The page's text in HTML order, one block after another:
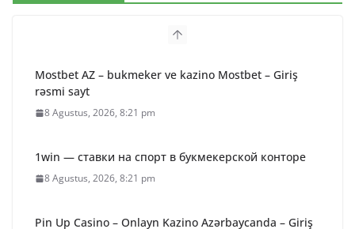
Mostbet AZ – bukmeker ve kazino Mostbet – Giriş
rəsmi sayt
8 Agustus, 2026, 8:21 pm
1win — ставки на спорт в букмекерской конторе
8 Agustus, 2026, 8:21 pm
Pin Up Casino – Onlayn Kazino Azərbaycanda – Giriş